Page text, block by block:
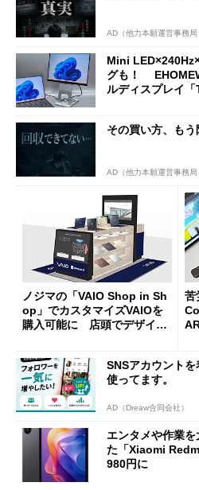
AD（他力本願運営事務局
Mini
グも！
ルディスプレイ
その買い方、もう
AD（他力本願運営事務局
ノジマの「VAIO Shop in Sh
op」でカスタマイズVAIOを
購入可能に 店頭でデザイン
苦
SNSアカウント
使ってます。
AD（Dreaw合同会社）
エンタメや作業
た「Xiaomi
980円に